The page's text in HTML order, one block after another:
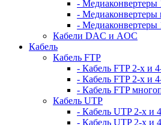
- Медиаконвертеры
- Медиаконвертеры
- Медиаконвертеры
Кабели DAC и AOC
Кабель
Кабель FTP
- Кабель FTP 2-х и
- Кабель FTP 2-х и
- Кабель FTP
Кабель UTP
- Кабель UTP 2-х и
- Кабель UTP 2-х и